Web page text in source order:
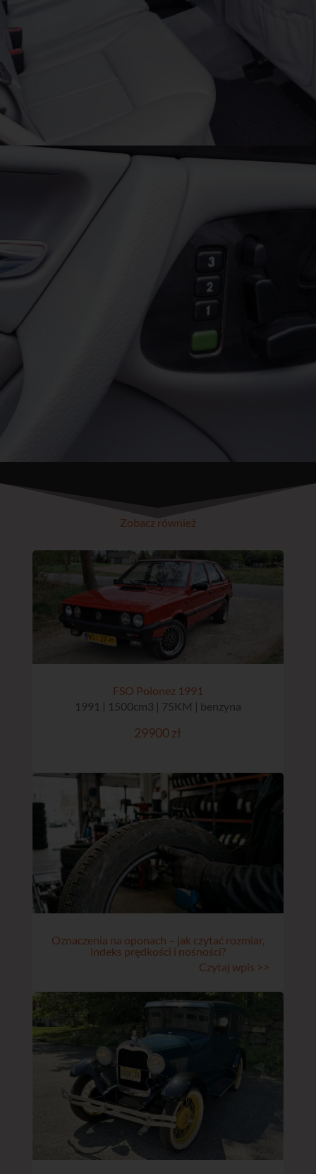
Zobacz również
FSO Polonez 1991
1991 | 1500cm3 | 75KM | benzyna
29900 zł
Oznaczenia na oponach – jak czytać rozmiar,
indeks prędkości i nośności?
Czytaj wpis >>